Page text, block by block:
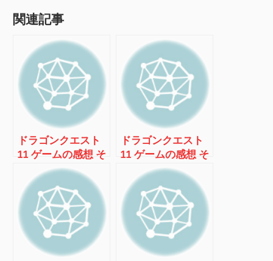
シ
ン
関連記事
ドラゴンクエスト
11 ゲームの感想 そ
ドラゴンクエスト
11 ゲームの感想 そ